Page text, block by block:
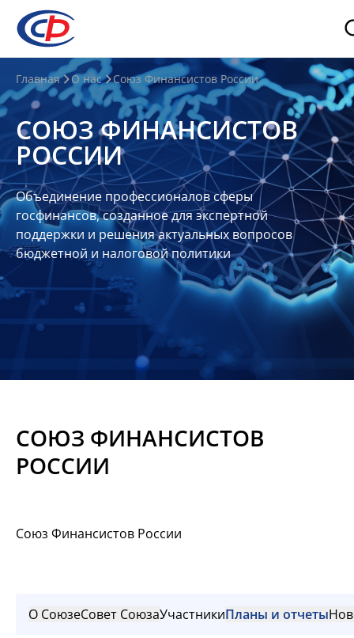
О
нас
О
СФР
Совет
Союза
Участники
Планы
отчеты
Контакты
Материалы
Главная О нас Союз Финансистов России
СОЮЗ ФИНАНСИСТОВ
РОССИИ
Объединение профессионалов сферы
госфинансов, созданное для экспертной
поддержки и решения актуальных вопросов
бюджетной и налоговой политики
СОЮЗ ФИНАНСИСТОВ
РОССИИ
Союз Финансистов России
О СоюзеСовет СоюзаУчастникиПланы и отчеты